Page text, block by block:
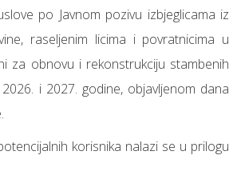
po Javnom pozivu izbjeglicama iz
raseljenim licima i povratnicima u
za obnovu i rekonstrukciju stambenih
i 2027. godine, objavljenom dana
korisnika nalazi se u prilogu